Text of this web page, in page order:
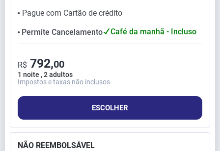
⬤ Pague com Cartão de crédito
⬤ Permite Cancelamento Café da manhã - Incluso
1 noite , 2 adultos
R$ 792,00
Impostos e taxas não inclusos
ESCOLHER
NÃO REEMBOLSÁVEL